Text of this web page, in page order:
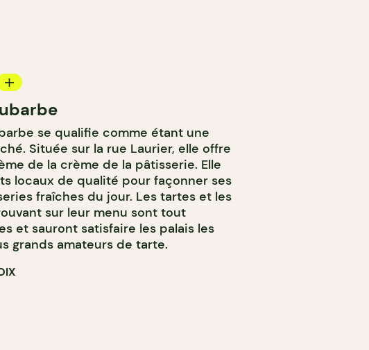
se qualifie comme étant une
Située sur la rue Laurier, elle offre
de la crème de la pâtisserie. Elle
locaux de qualité pour façonner ses
fraîches du jour. Les tartes et les
sur leur menu sont tout
et sauront satisfaire les palais les
grands amateurs de tarte.